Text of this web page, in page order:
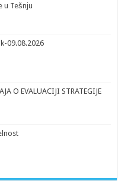
u Tešnju
09.08.2026
O EVALUACIJI STRATEGIJE